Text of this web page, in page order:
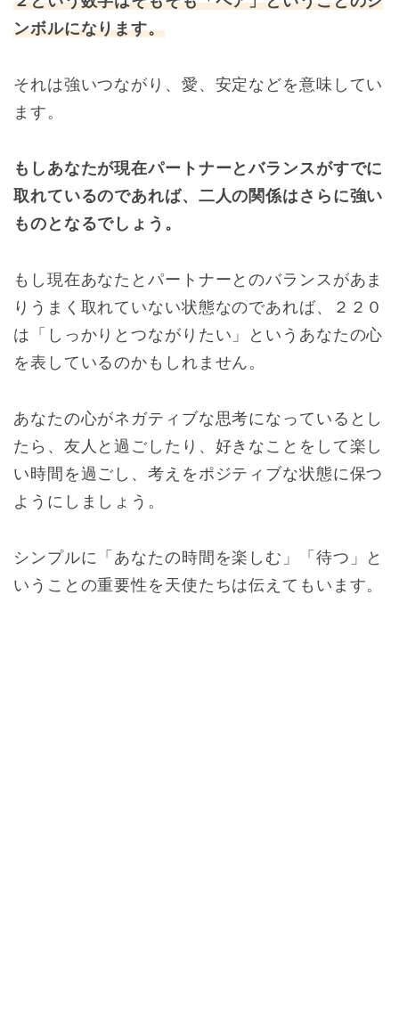
ンボルになります。
それは強いつながり、愛、安定などを意味してい
ます。
もしあなたが現在パートナーとバランスがすでに
取れているのであれば、二人の関係はさらに強い
ものとなるでしょう。
もし現在あなたとパートナーとのバランスがあま
りうまく取れていない状態なのであれば、２２０
は「しっかりとつながりたい」というあなたの心
を表しているのかもしれません。
あなたの心がネガティブな思考になっているとし
たら、友人と過ごしたり、好きなことをして楽し
い時間を過ごし、考えをポジティブな状態に保つ
ようにしましょう。
シンプルに「あなたの時間を楽しむ」「待つ」と
いうことの重要性を天使たちは伝えてもいます。